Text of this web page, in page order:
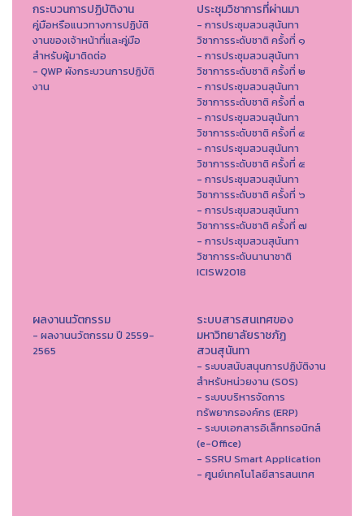
กระบวนการปฏิบัติงาน
คู่มือหรือแนวทางการปฏิบัติ
งานของเจ้าหน้าที่และคู่มือ
สำหรับผู้มาติดต่อ
- QWP ผังกระบวนการปฏิบัติ
งาน
ประชุมวิชาการที่ผ่านมา
- การประชุมสวนสุนันทา
วิชาการระดับชาติ ครั้งที่ ๑
- การประชุมสวนสุนันทา
วิชาการระดับชาติ ครั้งที่ ๒
- การประชุมสวนสุนันทา
วิชาการระดับชาติ ครั้งที่ ๓
- การประชุมสวนสุนันทา
วิชาการระดับชาติ ครั้งที่ ๔
- การประชุมสวนสุนันทา
วิชาการระดับชาติ ครั้งที่ ๕
- การประชุมสวนสุนันทา
วิชาการระดับชาติ ครั้งที่ ๖
- การประชุมสวนสุนันทา
วิชาการระดับชาติ ครั้งที่ ๗
- การประชุมสวนสุนันทา
วิชาการระดับนานาชาติ
ICISW2018
ผลงานนวัตกรรม
- ผลงานนวัตกรรม ปี 2559-
2565
ระบบสารสนเทศของ
มหาวิทยาลัยราชภัฏ
สวนสุนันทา
- ระบบสนับสนุนการปฏิบัติงาน
สำหรับหน่วยงาน (SOS)
- ระบบบริหารจัดการ
ทรัพยากรองค์กร (ERP)
- ระบบเอกสารอิเล็กทรอนิกส์
(e-Office)
- SSRU Smart Application
- ศูนย์เทคโนโลยีสารสนเทศ